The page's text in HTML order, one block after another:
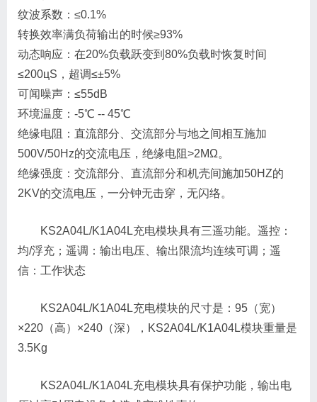
纹波系数：≤0.1%
转换效率满负荷输出的时候≥93%
动态响应：在20%负载跃变到80%负载时恢复时间
≤200цS，超调≤±5%
可闻噪声：≤55dB
环境温度：-5℃ -- 45℃
绝缘电阻：直流部分、交流部分与地之间相互施加
500V/50Hz的交流电压，绝缘电阻>2MΩ。
绝缘强度：交流部分、直流部分和机壳间施加50HZ的
2KV的交流电压，一分钟无击穿，无闪络。
KS2A04L/K1A04L充电模块具有三遥功能。遥控：
均/浮充；遥调：输出电压、输出限流均连续可调；遥
信：工作状态
KS2A04L/K1A04L充电模块的尺寸是：95（宽）
×220（高）×240（深），KS2A04L/K1A04L模块重量是
3.5Kg
KS2A04L/K1A04L充电模块具有保护功能，输出电